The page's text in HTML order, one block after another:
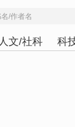
人文/社科 科